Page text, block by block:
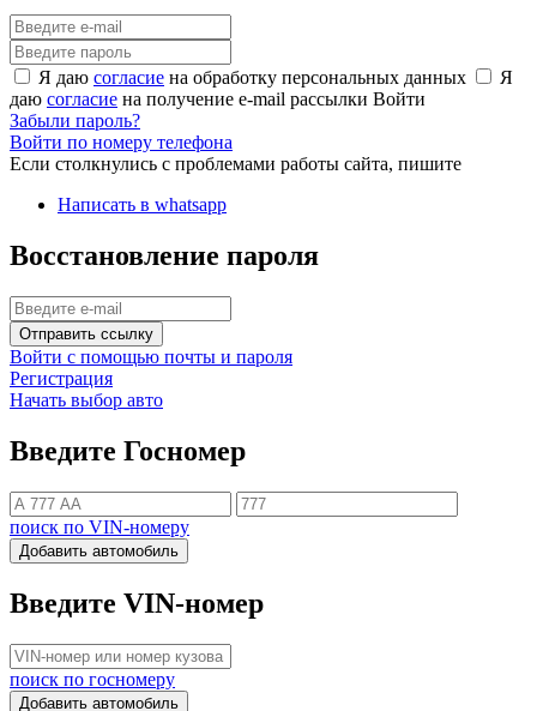
Я даю согласие на обработку персональных данных
Я
даю согласие на получение e-mail рассылки Войти
Забыли пароль?
Войти по номеру телефона
Если столкнулись с проблемами работы сайта, пишите
Написать в whatsapp
Восстановление пароля
Отправить ссылку
Войти с помощью почты и пароля
Регистрация
Начать выбор авто
Введите Госномер
поиск по VIN-номеру
Добавить автомобиль
Введите VIN-номер
поиск по госномеру
Добавить автомобиль